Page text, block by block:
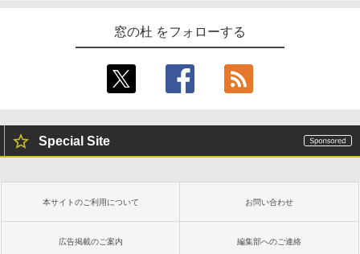
￥115,980
窓の杜 をフォローする
Special Site
本サイトのご利用について お問い合わせ
広告掲載のご案内 編集部へのご連絡